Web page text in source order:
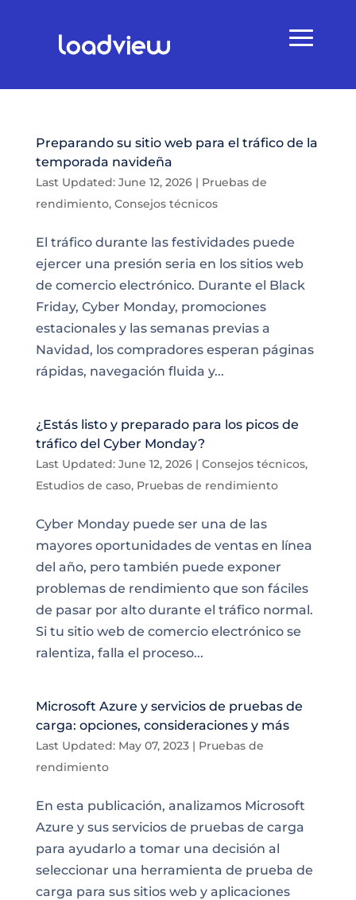
Preparando su sitio web para el tráfico de la
temporada navideña
Last Updated: June 12, 2026| Pruebas de
rendimiento, Consejos técnicos
El tráfico durante las festividades puede
ejercer una presión seria en los sitios web
de comercio electrónico. Durante el Black
Friday, Cyber Monday, promociones
estacionales y las semanas previas a
Navidad, los compradores esperan páginas
rápidas, navegación fluida y...
¿Estás listo y preparado para los picos de
tráfico del Cyber Monday?
Last Updated: June 12, 2026| Consejos técnicos,
Estudios de caso, Pruebas de rendimiento
Cyber Monday puede ser una de las
mayores oportunidades de ventas en línea
del año, pero también puede exponer
problemas de rendimiento que son fáciles
de pasar por alto durante el tráfico normal.
Si tu sitio web de comercio electrónico se
ralentiza, falla el proceso...
Microsoft Azure y servicios de pruebas de
carga: opciones, consideraciones y más
Last Updated: May 07, 2023| Pruebas de
rendimiento
En esta publicación, analizamos Microsoft
Azure y sus servicios de pruebas de carga
para ayudarlo a tomar una decisión al
seleccionar una herramienta de prueba de
carga para sus sitios web y aplicaciones